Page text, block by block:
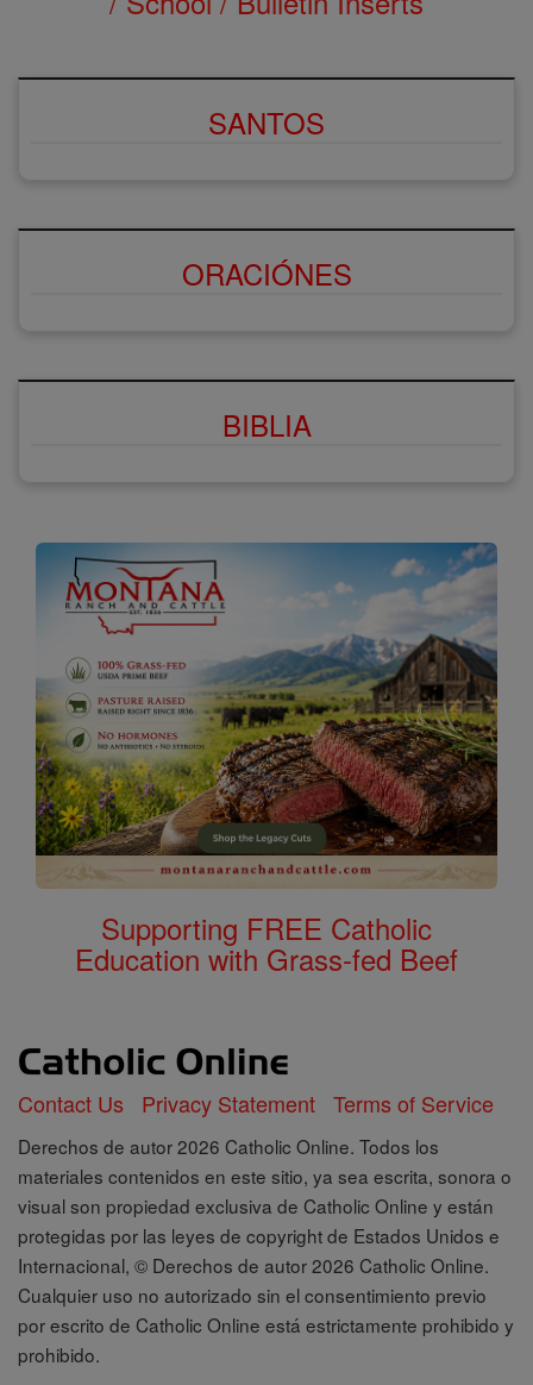
SANTOS
ORACIÓNES
BIBLIA
Supporting FREE Catholic
Education with Grass-fed Beef
Contact Us Privacy Statement Terms of Service
Derechos de autor 2026 Catholic Online. Todos los
materiales contenidos en este sitio, ya sea escrita, sonora o
visual son propiedad exclusiva de Catholic Online y están
protegidas por las leyes de copyright de Estados Unidos e
Internacional, © Derechos de autor 2026 Catholic Online.
Cualquier uso no autorizado sin el consentimiento previo
por escrito de Catholic Online está estrictamente prohibido y
prohibido.